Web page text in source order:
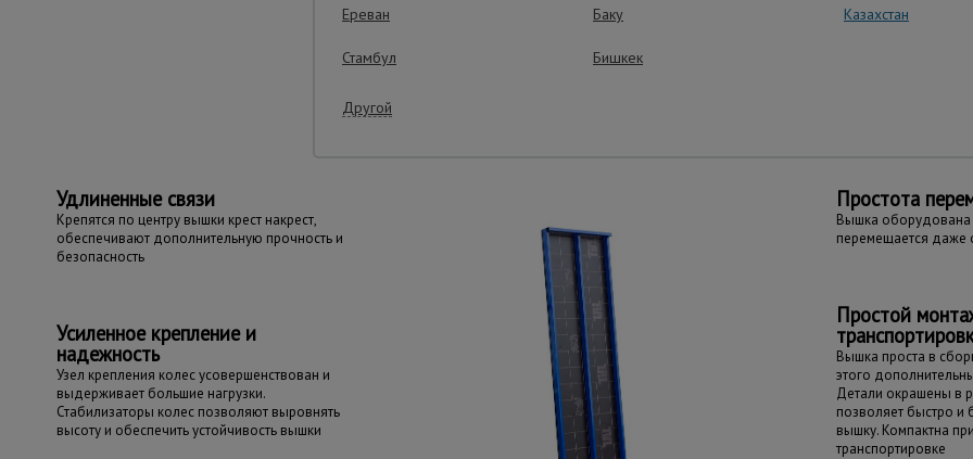
Удлиненные связи
Крепятся по центру вышки крест накрест,
обеспечивают дополнительную прочность и
безопасность
Усиленное крепление и
надежность
Узел крепления колес усовершенствован и
выдерживает большие нагрузки.
Стабилизаторы колес позволяют выровнять
высоту и обеспечить устойчивость вышки
Простота
Вышка оборудована
перемещается даже
Простой
Вышка проста в
этого
Детали окрашены в
позволяет быстро и
вышку. Компактна
транспортировке
Ереван Баку Казахстан
Стамбул Бишкек
Другой